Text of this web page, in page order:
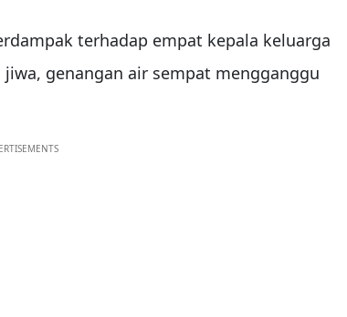
terhadap empat kepala keluarga
genangan air sempat mengganggu